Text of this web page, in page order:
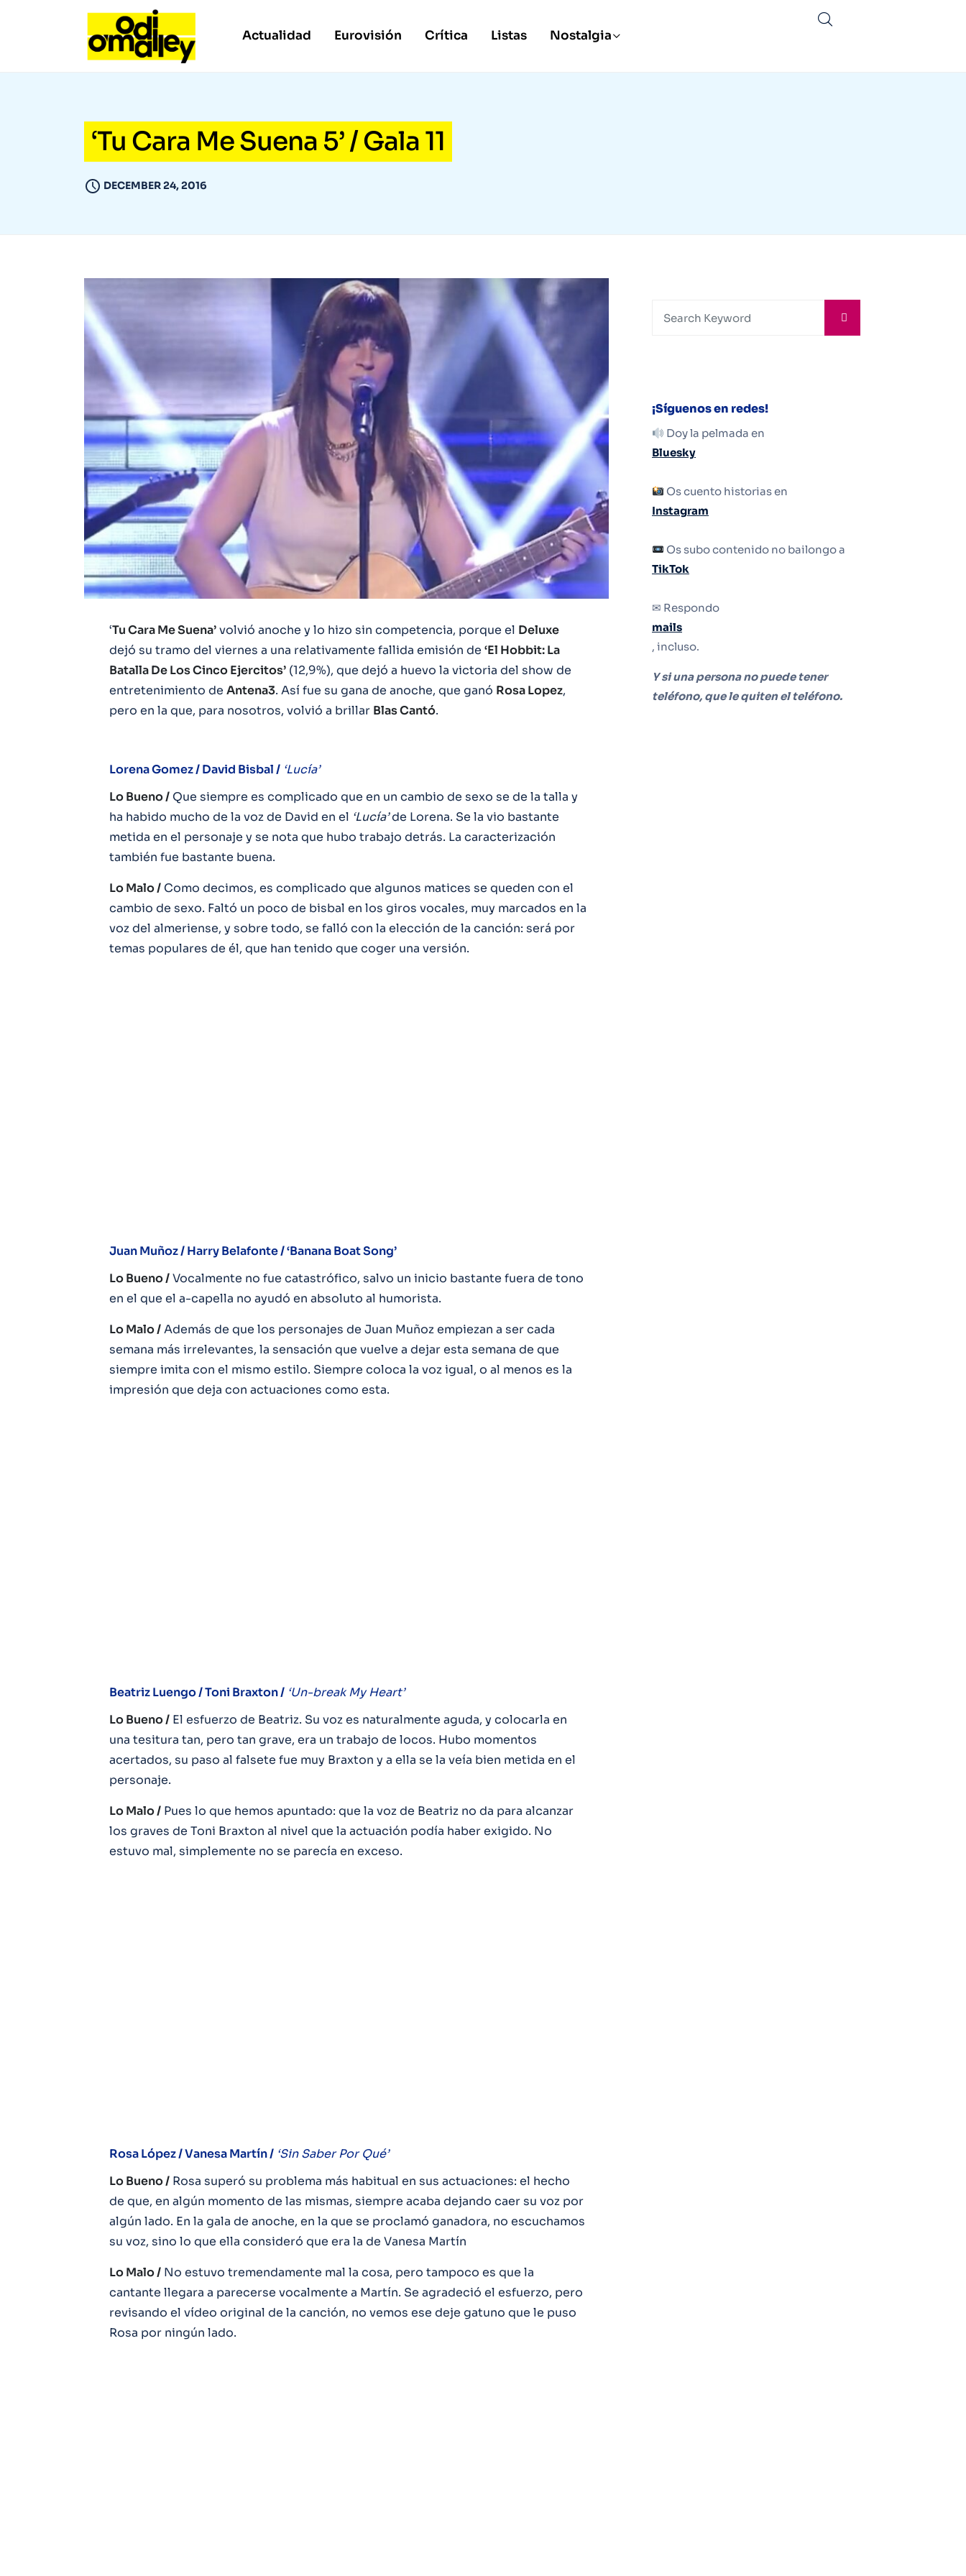
Actualidad Eurovisión Crítica Listas Nostalgia
‘Tu Cara Me Suena 5’ / Gala 11
DECEMBER 24, 2016
‘Tu Cara Me Suena’volvió anoche y lo hizo sin competencia, porque el Deluxe
dejó su tramo del viernes a una relativamente fallida emisión de ‘El Hobbit: La
Batalla De Los Cinco Ejercitos’ (12,9%), que dejó a huevo la victoria del show de
entretenimiento de Antena3. Así fue su gana de anoche, que ganó Rosa Lopez,
pero en la que, para nosotros, volvió a brillar Blas Cantó.
Lorena Gomez / David Bisbal / ‘Lucía’
Lo Bueno / Que siempre es complicado que en un cambio de sexo se de la talla y
ha habido mucho de la voz de David en el ‘Lucía’de Lorena. Se la vio bastante
metida en el personaje y se nota que hubo trabajo detrás. La caracterización
también fue bastante buena.
Lo Malo / Como decimos, es complicado que algunos matices se queden con el
cambio de sexo. Faltó un poco de bisbal en los giros vocales, muy marcados en la
voz del almeriense, y sobre todo, se falló con la elección de la canción: será por
temas populares de él, que han tenido que coger una versión.
Juan Muñoz / Harry Belafonte / ‘Banana Boat Song’
Lo Bueno /Vocalmente no fue catastrófico, salvo un inicio bastante fuera de tono
en el que el a-capella no ayudó en absoluto al humorista.
Lo Malo /Además de que los personajes de Juan Muñoz empiezan a ser cada
semana más irrelevantes, la sensación que vuelve a dejar esta semana de que
siempre imita con el mismo estilo. Siempre coloca la voz igual, o al menos es la
impresión que deja con actuaciones como esta.
Beatriz Luengo / Toni Braxton / ‘Un-break My Heart’
Lo Bueno / El esfuerzo de Beatriz. Su voz es naturalmente aguda, y colocarla en
una tesitura tan, pero tan grave, era un trabajo de locos. Hubo momentos
acertados, su paso al falsete fue muy Braxton y a ella se la veía bien metida en el
personaje.
Lo Malo / Pues lo que hemos apuntado: que la voz de Beatriz no da para alcanzar
los graves de Toni Braxton al nivel que la actuación podía haber exigido. No
estuvo mal, simplemente no se parecía en exceso.
Rosa López / Vanesa Martín / ‘Sin Saber Por Qué’
Lo Bueno / Rosa superó su problema más habitual en sus actuaciones: el hecho
de que, en algún momento de las mismas, siempre acaba dejando caer su voz por
algún lado. En la gala de anoche, en la que se proclamó ganadora, no escuchamos
su voz, sino lo que ella consideró que era la de Vanesa Martín
Lo Malo / No estuvo tremendamente mal la cosa, pero tampoco es que la
cantante llegara a parecerse vocalmente a Martín. Se agradeció el esfuerzo, pero
revisando el vídeo original de la canción, no vemos ese deje gatuno que le puso
Rosa por ningún lado.
¡Síguenos en redes!
Doy la pelmada en
Bluesky
Os cuento historias en
Instagram
Os subo contenido no bailongo a
TikTok
✉ Respondo
mails
, incluso.
Y si una persona no puede tener
teléfono, que le quiten el teléfono.